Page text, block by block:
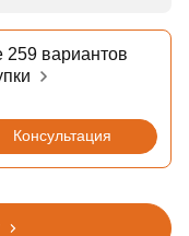
259 вариантов
Консультация